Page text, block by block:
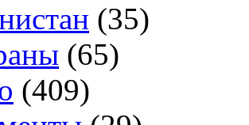
(35)
(65)
(409)